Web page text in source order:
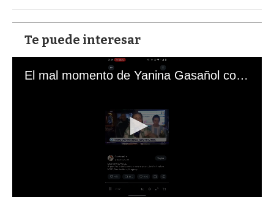
Te puede interesar
El mal momento de Yanina Gasañol con un hincha argentino en "Subrayado"